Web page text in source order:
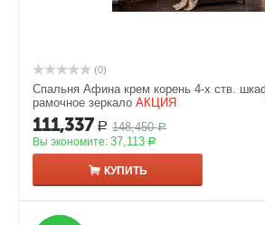
(0)
Спальня Афина крем корень 4-х ств.
рамочное зеркало АКЦИЯ
111,337 Р 148,450 Р
Вы экономите: 37,113 Р
КУПИТЬ